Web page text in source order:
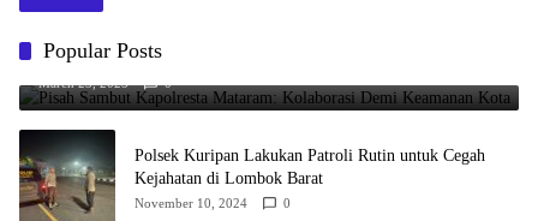
Popular Posts
Kota
March 23, 2025 0
Polsek Kuripan Lakukan Patroli Rutin untuk Cegah
Kejahatan di Lombok Barat
November 10, 2024 0